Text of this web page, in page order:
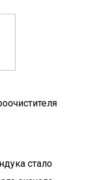
стало